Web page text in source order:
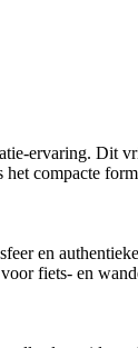
ervaring. Dit
compacte
en
fiets- en